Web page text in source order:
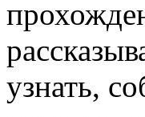
узнать,